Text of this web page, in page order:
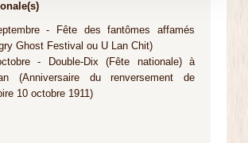
- Fête des fantômes affamés
Ghost Festival ou U Lan Chit)
- Double-Dix (Fête nationale) à
(Anniversaire du renversement de
10 octobre 1911)